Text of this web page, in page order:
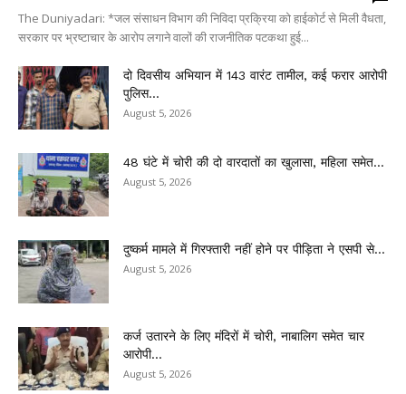
The Duniyadari: *जल संसाधन विभाग की निविदा प्रक्रिया को हाईकोर्ट से मिली वैधता,
सरकार पर भ्रष्टाचार के आरोप लगाने वालों की राजनीतिक पटकथा हुई...
दो दिवसीय अभियान में 143 वारंट तामील, कई फरार आरोपी
पुलिस...
August 5, 2026
48 घंटे में चोरी की दो वारदातों का खुलासा, महिला समेत...
August 5, 2026
दुष्कर्म मामले में गिरफ्तारी नहीं होने पर पीड़िता ने एसपी से...
August 5, 2026
कर्ज उतारने के लिए मंदिरों में चोरी, नाबालिग समेत चार
आरोपी...
August 5, 2026